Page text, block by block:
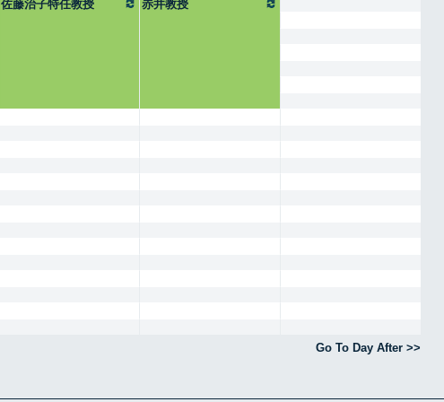
佐藤治子特任教授
赤井教授
Go To Day After >>